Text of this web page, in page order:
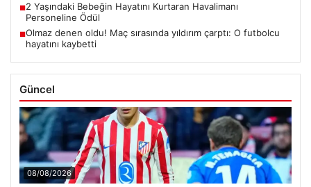
■2 Yaşındaki Bebeğin Hayatını Kurtaran Havalimanı
Personeline Ödül
■Olmaz denen oldu! Maç sırasında yıldırım çarptı: O futbolcu
hayatını kaybetti
Güncel
08/08/2026